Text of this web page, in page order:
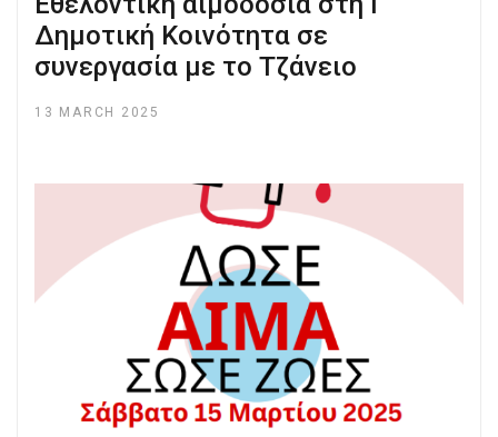
Δημοτική Κοινότητα σε
συνεργασία με το Τζάνειο
13 MARCH 2025